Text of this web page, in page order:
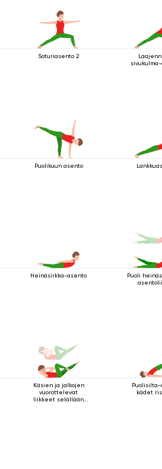
Soturiasento 2
Puolikuun asento
Heinäsirkka-asento
Puoli
Käsien ja jalkojen
vuorottelevat
liikkeet selällään
Puolisilta-
kädet